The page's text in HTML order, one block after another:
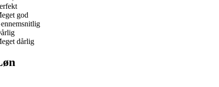
god
dårlig